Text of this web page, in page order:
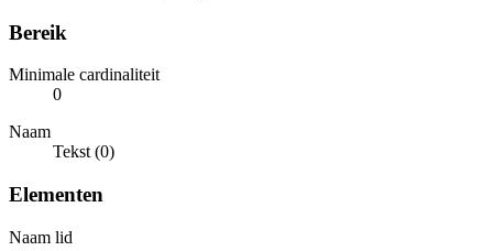
Bereik
Minimale cardinaliteit
0
Naam
Tekst (0)
Elementen
Naam lid